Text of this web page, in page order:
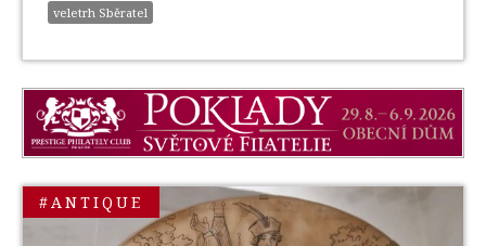
veletrh Sběratel
#ANTIQUE